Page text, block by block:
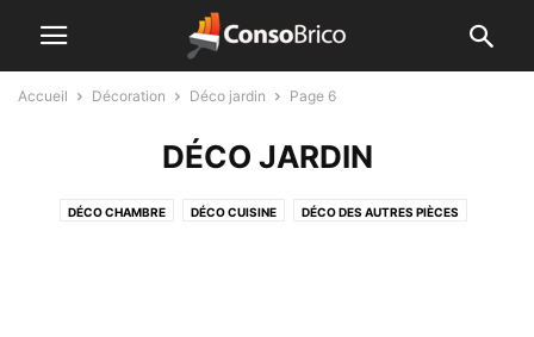
Accueil Décoration Déco jardin Page 6
DÉCO JARDIN
DÉCO CHAMBRE DÉCO CUISINE DÉCO DES AUTRES PIÈCES